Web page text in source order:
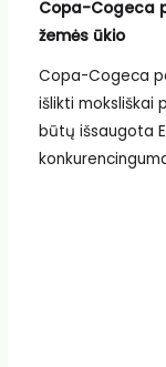
Copa-Cogeca
žemės ūkio
Copa-Cogeca
išlikti moksliškai
būtų išsaugota